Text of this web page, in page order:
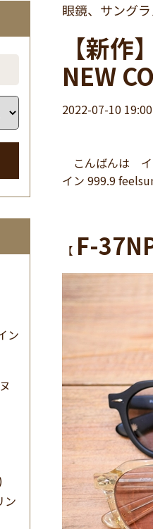
ン
ン
眼鏡、サング
【新
NEW
2022-07-10 19:00
こんばんは イ
イン 999.9
【 F-37